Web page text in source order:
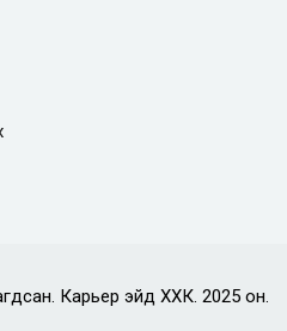
Карьер эйд ХХК. 2025 он.